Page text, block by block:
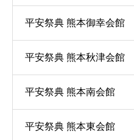
平安祭典 熊本御幸会館
平安祭典 熊本秋津会館
平安祭典 熊本南会館
平安祭典 熊本東会館